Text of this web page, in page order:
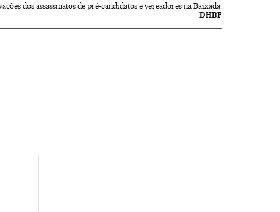
dos assassinatos de pré-candidatos e vereadores na Baixada.
DHBF